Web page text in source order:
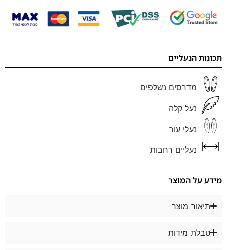
תכונות הנעליים
מדרסים נשלפים
נעל קלה
נעלי עור
נעליים רחבות
מידע על המוצר
תיאור מוצר
טבלת מידות